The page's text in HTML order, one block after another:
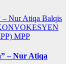
MPP
– Nur Atiqa